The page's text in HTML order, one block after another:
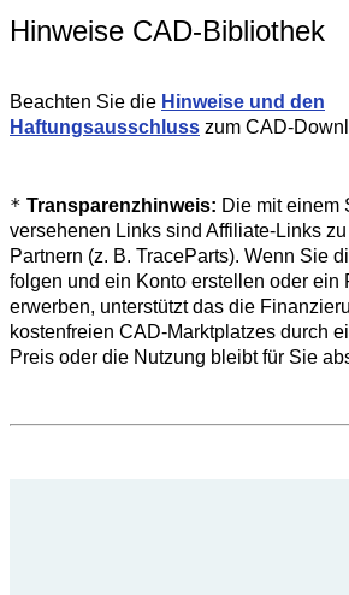
Hinweise CAD-Bibliothek
Beachten Sie die Hinweise und den
Haftungsausschluss zum CAD-
* Transparenzhinweis: Die mit einem
versehenen Links sind Affiliate-Links
Partnern (z. B. TraceParts). Wenn Sie
folgen und ein Konto erstellen oder ein
erwerben, unterstützt das die
kostenfreien CAD-Marktplatzes durch
Preis oder die Nutzung bleibt für Sie